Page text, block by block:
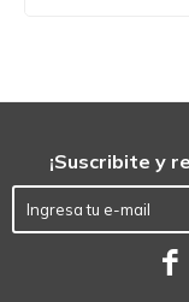
¡Suscribite y
